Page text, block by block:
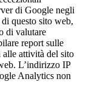
di Google negli
questo sito web,
di valutare
report sulle
attività del sito
L’indirizzo IP
Analytics non